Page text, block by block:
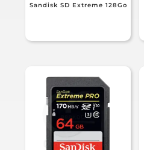
Sandisk SD Extreme 128Go